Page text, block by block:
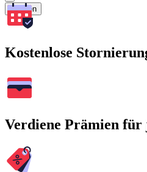
Suchen
Kostenlose
Verdiene Prämien für